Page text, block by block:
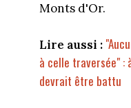
Monts d'Or.
Lire aussi :
à celle traversée" :
devrait être battu